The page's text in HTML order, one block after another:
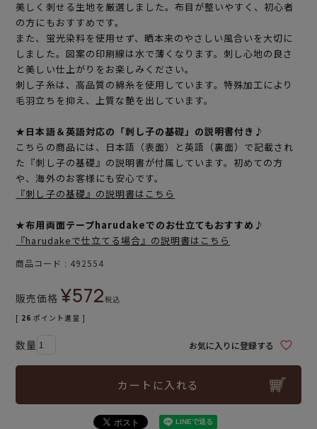
美しく刺せる生地を厳選しました。布目が整いやすく、初心者
の方にもおすすめです。
また、蛍光染料を使用せず、晒本来のやさしい風合いを大切に
しました。図案の印刷線は水で薄くなります。刺し心地の良さ
と美しい仕上がりをお楽しみください。
刺し子糸は、高品質の綿糸を使用しています。特殊加工により
毛羽立ちを抑え、上質な艶を出しています。
★日本語＆英語対応の「刺し子の基礎」の説明書付き♪
こちらの商品には、日本語（表面）と英語（裏面）で記載され
た『刺し子の基礎』の説明書が付属しています。初めての方
や、海外のお客様にも安心です。
『刺し子の基礎』の説明書はこちら
★布用両面テープharudakeでのお仕立てもおすすめ♪
『harudakeで仕立てる場合』の説明書はこちら
商品コード 492554
販売価格 ¥572税込
[ 26 ポイント進呈 ]
お気に入りに登録する
カートに入れる